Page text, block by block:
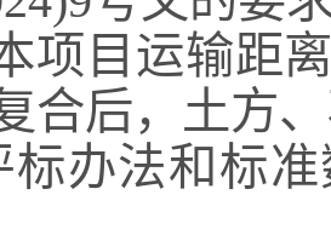
项目运输距
合后，土方
标办法和标